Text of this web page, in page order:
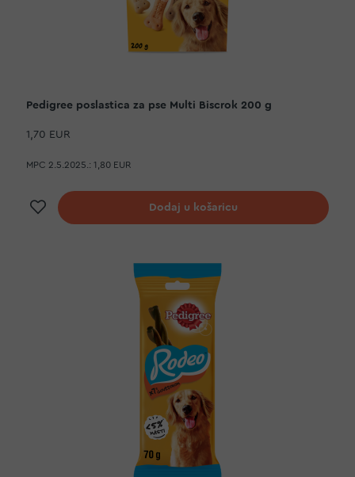
Pedigree poslastica za pse Multi Biscrok 200 g
1,70 EUR
MPC 2.5.2025.: 1,80 EUR
Dodaj na listu želja
Dodaj u košaricu